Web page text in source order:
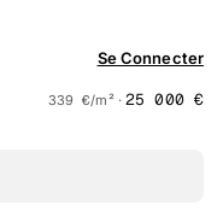
Se Connecter
339 €/m² ·25 000 €